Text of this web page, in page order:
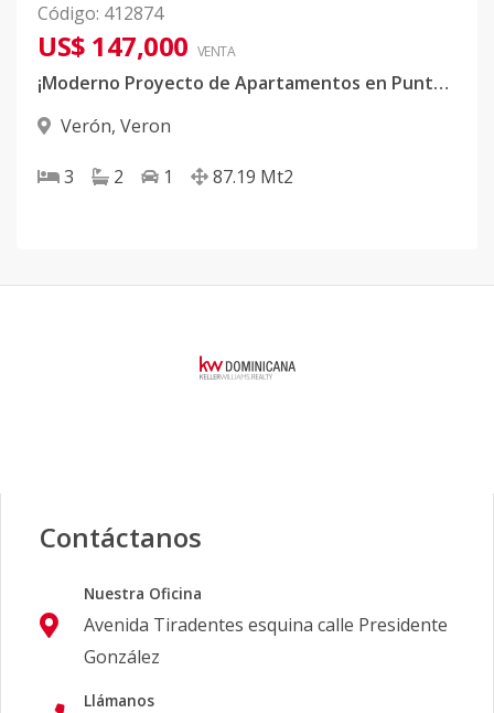
Código: 412874
US$ 147,000 VENTA
¡Moderno Proyecto de Apartamentos en Punta Cana!
Verón, Veron
3 2 1 87.19 Mt2
Contáctanos
Nuestra Oficina
Avenida Tiradentes esquina calle Presidente
González
Llámanos